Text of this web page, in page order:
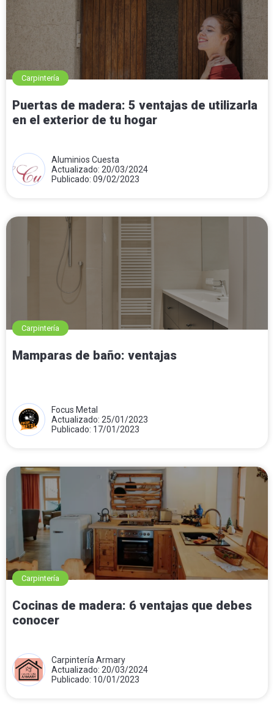
Carpintería
Puertas de madera: 5 ventajas de utilizarla
en el exterior de tu hogar
Aluminios Cuesta
Actualizado: 20/03/2024
Publicado: 09/02/2023
Carpintería
Mamparas de baño: ventajas
Focus Metal
Actualizado: 25/01/2023
Publicado: 17/01/2023
Carpintería
Cocinas de madera: 6 ventajas que debes
conocer
Carpintería Armary
Actualizado: 20/03/2024
Publicado: 10/01/2023